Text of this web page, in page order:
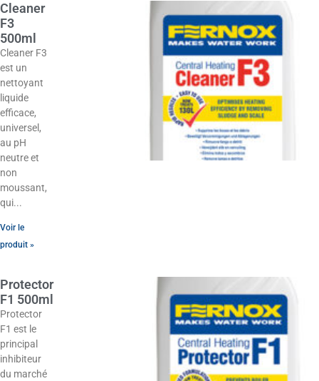
Cleaner
F3
500ml
Cleaner F3
est un
nettoyant
liquide
efficace,
universel,
au pH
neutre et
non
moussant,
qui
Voir le
produit »
Protector
F1 500ml
Protector
F1 est le
principal
inhibiteur
du marché